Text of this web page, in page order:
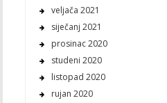
veljača 2021
siječanj 2021
prosinac 2020
studeni 2020
listopad 2020
rujan 2020